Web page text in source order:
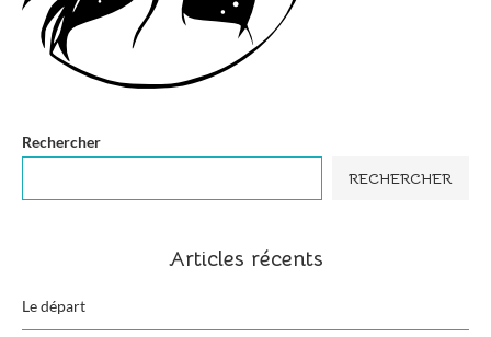
Rechercher
RECHERCHER
Articles récents
Le départ